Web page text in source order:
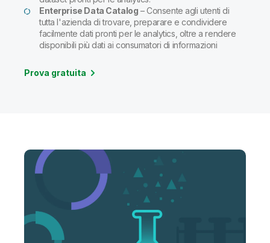
Enterprise Data Catalog – Consente agli utenti di
tutta l'azienda di trovare, preparare e condividere
facilmente dati pronti per le analytics, oltre a rendere
disponibili più dati ai consumatori di informazioni
Prova gratuita